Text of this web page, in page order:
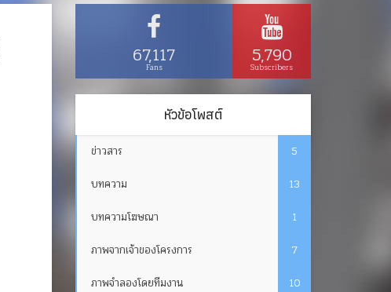
67,117
Fans 5,790
Subscribers
หัวข้อโพสต์
ข่าวสาร
5
บทความ
13
บทความโฆษณา
1
ภาพจากเจ้าของโครงการ
7
ภาพจำลองโดยทีมงาน
10